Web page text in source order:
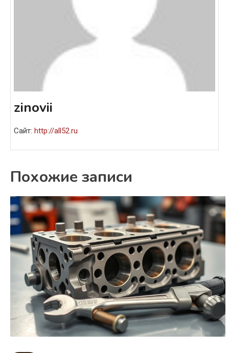
zinovii
Сайт: http://all52.ru
Похожие записи